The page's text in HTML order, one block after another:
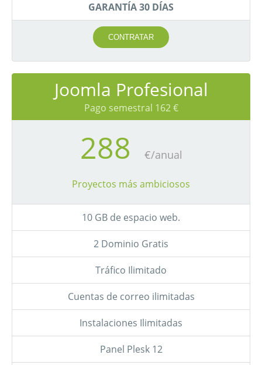
GARANTÍA 30 DÍAS
CONTRATAR
Joomla Profesional
Pago semestral 162 €
288 €/anual
Proyectos más ambiciosos
10 GB de espacio web.
2 Dominio Gratis
Tráfico Ilimitado
Cuentas de correo ilimitadas
Instalaciones Ilimitadas
Panel Plesk 12